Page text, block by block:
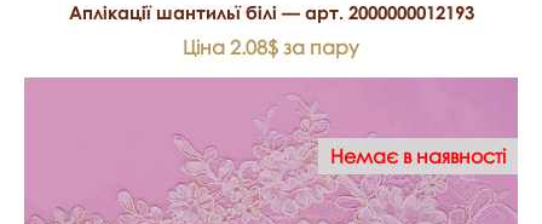
Аплікації шантильї білі — арт. 2000000012193
Ціна 2.08$ за пару
Немає в наявності